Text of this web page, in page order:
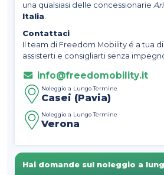
una qualsiasi delle concessionarie
Italia.
Contattaci
Il team di Freedom Mobility é a tua
assisterti e consigliarti senza
info@freedomobility.it
Noleggio a Lungo Termine
Casei (Pavia)
Noleggio a Lungo Termine
Verona
Hai domande sul noleggio a